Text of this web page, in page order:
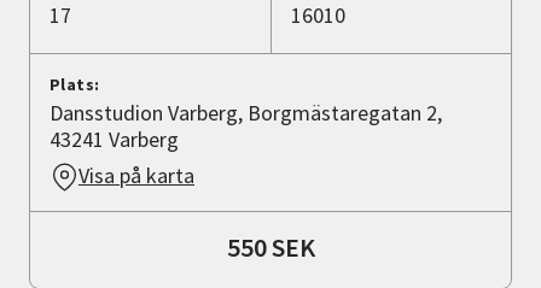
17 16010
Plats:
Dansstudion Varberg, Borgmästaregatan 2,
43241 Varberg
Visa på karta
550 SEK